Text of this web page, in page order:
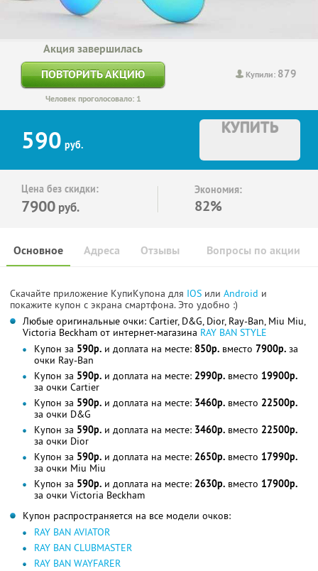
Купили: 879
Акция завершилась
ПОВТОРИТЬ АКЦИЮ
Человек проголосовало: 1
590 руб.
КУПИТЬ
Цена без скидки:
7900 руб.
Экономия:
82%
Основное Отзывы Вопросы по акции
Адреса
Скачайте приложение КупиКупона для IOS или Android и
покажите купон с экрана смартфона. Это удобно :)
Любые оригинальные очки: Cartier, D&G, Dior, Ray-Ban, Miu Miu,
Victoria Beckham от интернет-магазина RAY BAN STYLE
Купон за 590р. и доплата на месте: 850р. вместо 7900р. за
очки Ray-Ban
Купон за 590р. и доплата на месте: 2990р. вместо 19900р.
за очки Cartier
Купон за 590р. и доплата на месте: 3460р. вместо 22500р.
за очки D&G
Купон за 590р. и доплата на месте: 3460р. вместо 22500р.
за очки Dior
Купон за 590р. и доплата на месте: 2650р. вместо 17990р.
за очки Miu Miu
Купон за 590р. и доплата на месте: 2630р. вместо 17900р.
за очки Victoria Beckham
Купон распространяется на все модели очков:
RAY BAN AVIATOR
RAY BAN CLUBMASTER
RAY BAN WAYFARER